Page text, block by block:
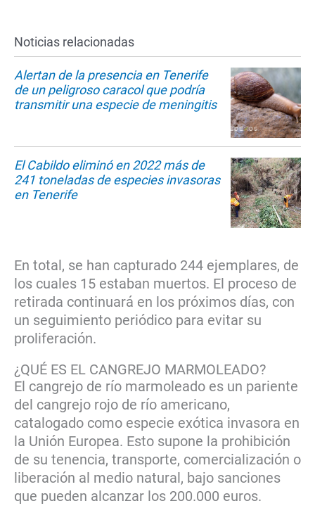
Noticias relacionadas
Alertan de la presencia en Tenerife
de un peligroso caracol que podría
transmitir una especie de meningitis
El Cabildo eliminó en 2022 más de
241 toneladas de especies invasoras
en Tenerife
En total, se han capturado 244 ejemplares, de
los cuales 15 estaban muertos. El proceso de
retirada continuará en los próximos días, con
un seguimiento periódico para evitar su
proliferación.
¿QUÉ ES EL CANGREJO MARMOLEADO?
El cangrejo de río marmoleado es un pariente
del cangrejo rojo de río americano,
catalogado como especie exótica invasora en
la Unión Europea. Esto supone la prohibición
de su tenencia, transporte, comercialización o
liberación al medio natural, bajo sanciones
que pueden alcanzar los 200.000 euros.